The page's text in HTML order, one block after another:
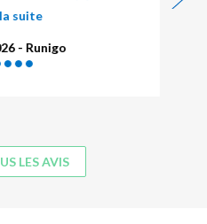
suite
- Runigo
LES AVIS